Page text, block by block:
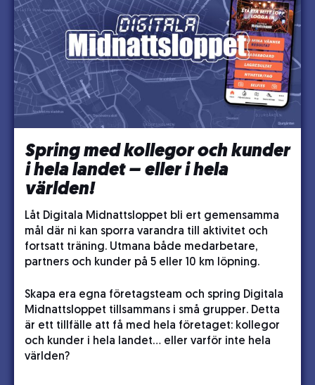
Spring med kollegor och kunder
i hela landet – eller i hela
världen!
Låt Digitala Midnattsloppet bli ert gemensamma
mål där ni kan sporra varandra till aktivitet och
fortsatt träning. Utmana både medarbetare,
partners och kunder på 5 eller 10 km löpning.
Skapa era egna företagsteam och spring Digitala
Midnattsloppet tillsammans i små grupper. Detta
är ett tillfälle att få med hela företaget: kollegor
och kunder i hela landet… eller varför inte hela
världen?